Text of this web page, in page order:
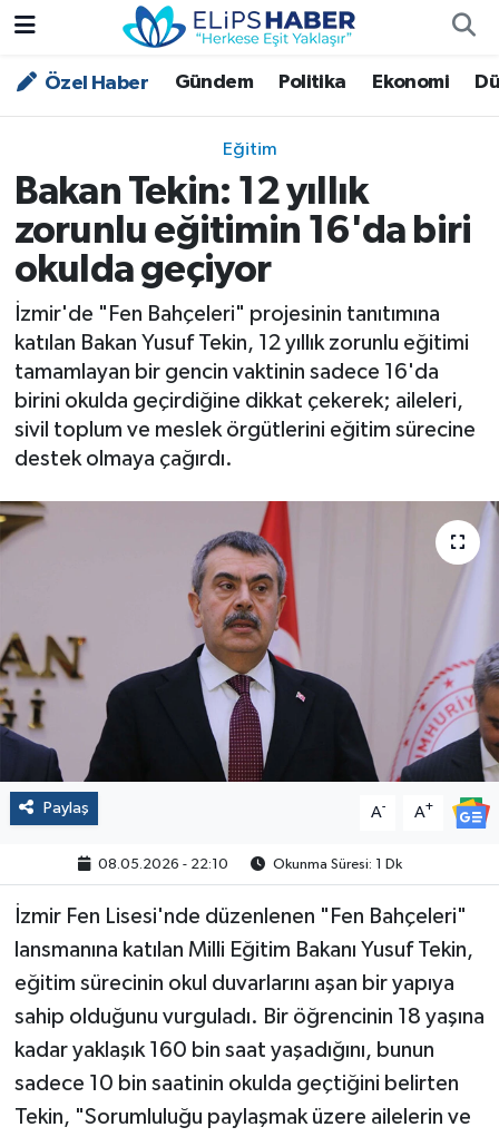
Özel Haber Gündem Politika Ekonomi
Eğitim
Bakan Tekin: 12 yıllık
zorunlu eğitimin 16'da biri
okulda geçiyor
İzmir'de "Fen Bahçeleri" projesinin tanıtımına
katılan Bakan Yusuf Tekin, 12 yıllık zorunlu eğitimi
tamamlayan bir gencin vaktinin sadece 16'da
birini okulda geçirdiğine dikkat çekerek; aileleri,
sivil toplum ve meslek örgütlerini eğitim sürecine
destek olmaya çağırdı.
Paylaş A- A+
08.05.2026 - 22:10 Okunma Süresi: 1 Dk
İzmir Fen Lisesi'nde düzenlenen "Fen Bahçeleri"
lansmanına katılan Milli Eğitim Bakanı Yusuf Tekin,
eğitim sürecinin okul duvarlarını aşan bir yapıya
sahip olduğunu vurguladı. Bir öğrencinin 18 yaşına
kadar yaklaşık 160 bin saat yaşadığını, bunun
sadece 10 bin saatinin okulda geçtiğini belirten
Tekin, "Sorumluluğu paylaşmak üzere ailelerin ve
Özel Haber
Asayiş
Bilim - Teknoloji
Çevre - İklim
Dünya
Kültür - Sanat
Spor
Yaşam
Çalışma Hayatı
Kadın
Nöbetçi Eczaneler
Trafik Durumu
Süper Lig Puan Durumu ve Fikstür
Tüm Manşetler
Son Dakika Haberleri